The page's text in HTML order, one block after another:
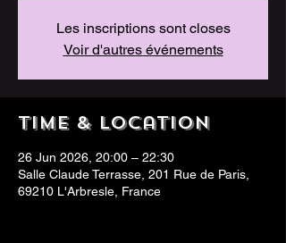
Les inscriptions sont closes
Voir d'autres événements
Time & Location
26 Jun 2026, 20:00 – 22:30
Salle Claude Terrasse, 201 Rue de Paris,
69210 L'Arbresle, France